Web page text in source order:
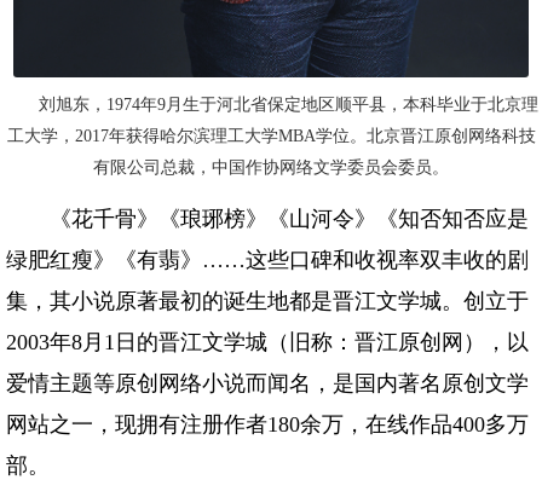
刘旭东，1974年9月生于河北省保定地区顺平县，本科毕业于北京理
工大学，2017年获得哈尔滨理工大学MBA学位。北京晋江原创网络科技
有限公司总裁，中国作协网络文学委员会委员。
《花千骨》《琅琊榜》《山河令》《知否知否应是
绿肥红瘦》《有翡》……这些口碑和收视率双丰收的剧
集，其小说原著最初的诞生地都是晋江文学城。创立于
2003年8月1日的晋江文学城（旧称：晋江原创网），以
爱情主题等原创网络小说而闻名，是国内著名原创文学
网站之一，现拥有注册作者180余万，在线作品400多万
部。